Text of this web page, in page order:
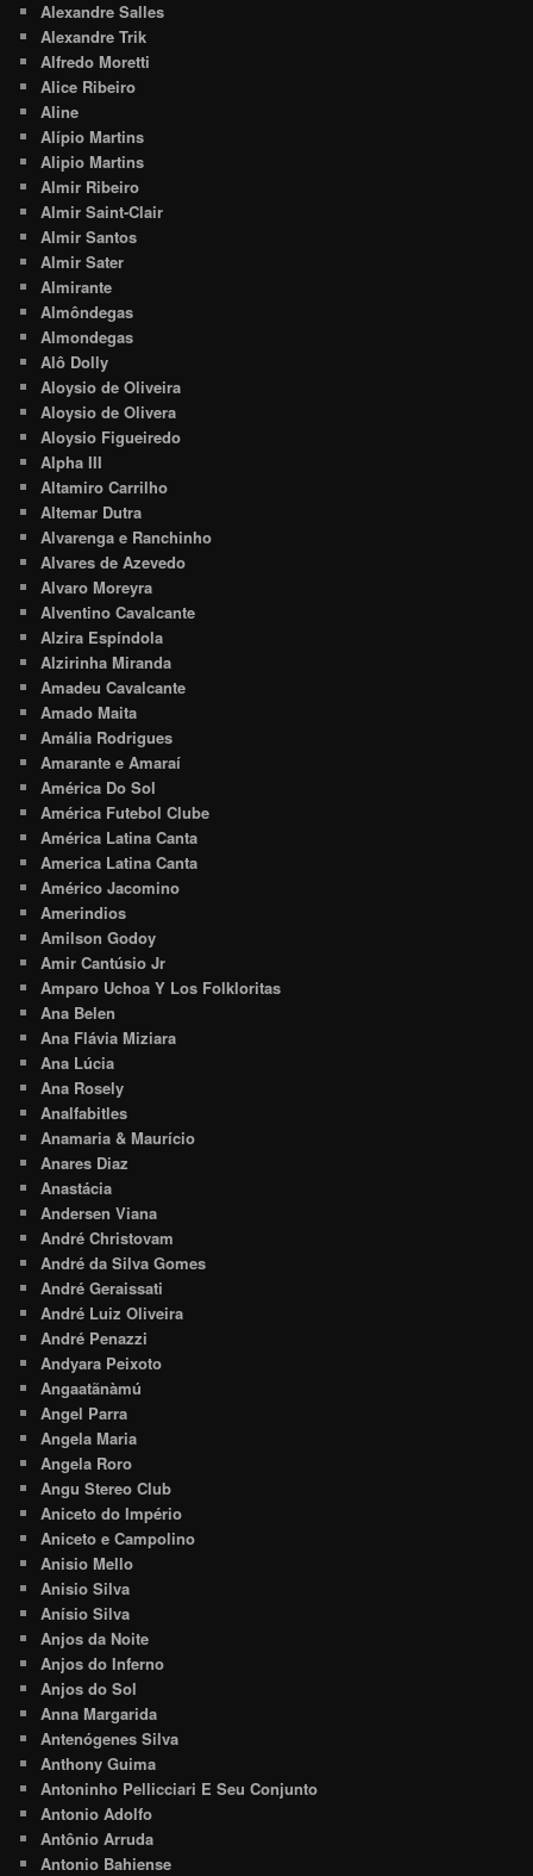
Alexandre Salles
Alexandre Trik
Alfredo Moretti
Alice Ribeiro
Aline
Alípio Martins
Alipio Martins
Almir Ribeiro
Almir Saint-Clair
Almir Santos
Almir Sater
Almirante
Almôndegas
Almondegas
Alô Dolly
Aloysio de Oliveira
Aloysio de Olivera
Aloysio Figueiredo
Alpha III
Altamiro Carrilho
Altemar Dutra
Alvarenga e Ranchinho
Alvares de Azevedo
Alvaro Moreyra
Alventino Cavalcante
Alzira Espíndola
Alzirinha Miranda
Amadeu Cavalcante
Amado Maita
Amália Rodrigues
Amarante e Amaraí
América Do Sol
América Futebol Clube
América Latina Canta
America Latina Canta
Américo Jacomino
Amerindios
Amilson Godoy
Amir Cantúsio Jr
Amparo Uchoa Y Los Folkloritas
Ana Belen
Ana Flávia Miziara
Ana Lúcia
Ana Rosely
Analfabitles
Anamaria & Maurício
Anares Diaz
Anastácia
Andersen Viana
André Christovam
André da Silva Gomes
André Geraissati
André Luiz Oliveira
André Penazzi
Andyara Peixoto
Angaatãnàmú
Angel Parra
Angela Maria
Angela Roro
Angu Stereo Club
Aniceto do Império
Aniceto e Campolino
Anisio Mello
Anisio Silva
Anísio Silva
Anjos da Noite
Anjos do Inferno
Anjos do Sol
Anna Margarida
Antenógenes Silva
Anthony Guima
Antoninho Pellicciari E Seu Conjunto
Antonio Adolfo
Antônio Arruda
Antonio Bahiense